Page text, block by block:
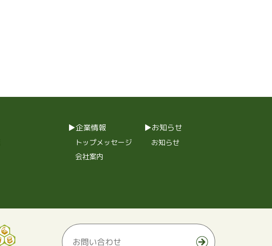
企業情報
トップメッセージ
会社案内
お知らせ
お知らせ
お問い合わせ